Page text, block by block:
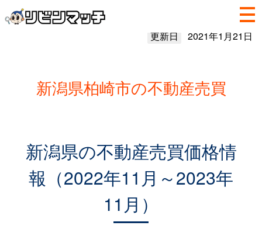
更新日 2021年1月21日
新潟県柏崎市の不動産売買
新潟県の不動産売買価格情
報（2022年11月～2023年
11月）